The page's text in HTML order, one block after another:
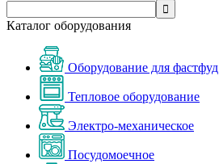

Каталог оборудования
Оборудование для фастфуд
Тепловое оборудование
Электро-механическое
Посудомоечное